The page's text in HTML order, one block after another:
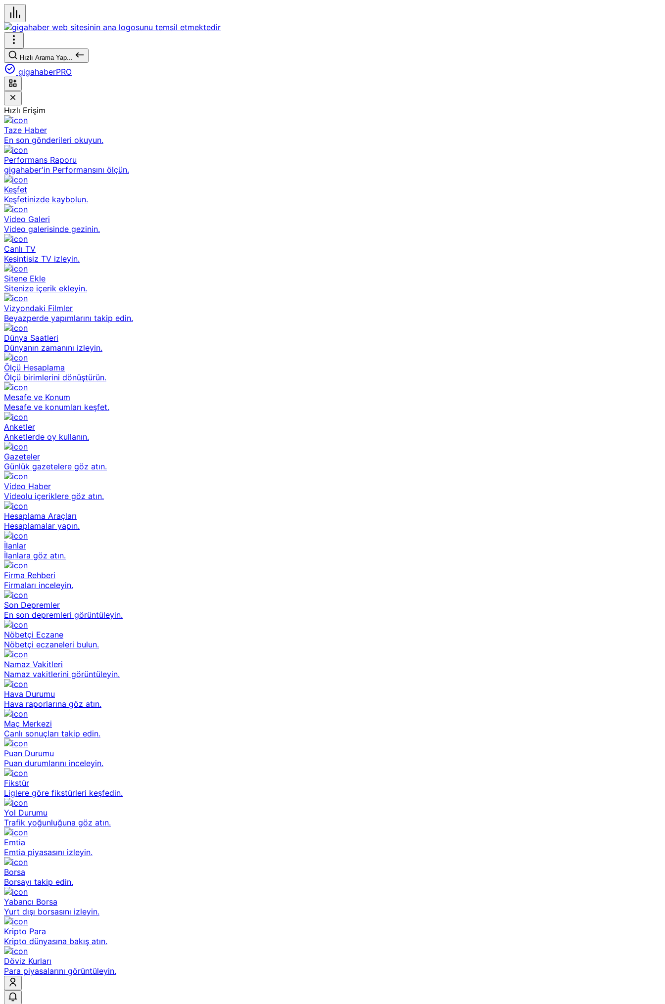
Hızlı Arama Yap...
gigahaberPRO
Hızlı Erişim
Taze Haber
En son gönderileri okuyun.
Performans Raporu
gigahaber'in Performansını ölçün.
Keşfet
Keşfetinizde kaybolun.
Video Galeri
Video galerisinde gezinin.
Canlı TV
Kesintisiz TV izleyin.
Sitene Ekle
Sitenize içerik ekleyin.
Vizyondaki Filmler
Beyazperde yapımlarını takip edin.
Dünya Saatleri
Dünyanın zamanını izleyin.
Ölçü Hesaplama
Ölçü birimlerini dönüştürün.
Mesafe ve Konum
Mesafe ve konumları keşfet.
Anketler
Anketlerde oy kullanın.
Gazeteler
Günlük gazetelere göz atın.
Video Haber
Videolu içeriklere göz atın.
Hesaplama Araçları
Hesaplamalar yapın.
İlanlar
İlanlara göz atın.
Firma Rehberi
Firmaları inceleyin.
Son Depremler
En son depremleri görüntüleyin.
Nöbetçi Eczane
Nöbetçi eczaneleri bulun.
Namaz Vakitleri
Namaz vakitlerini görüntüleyin.
Hava Durumu
Hava raporlarına göz atın.
Maç Merkezi
Canlı sonuçları takip edin.
Puan Durumu
Puan durumlarını inceleyin.
Fikstür
Liglere göre fikstürleri keşfedin.
Yol Durumu
Trafik yoğunluğuna göz atın.
Emtia
Emtia piyasasını izleyin.
Borsa
Borsayı takip edin.
Yabancı Borsa
Yurt dışı borsasını izleyin.
Kripto Para
Kripto dünyasına bakış atın.
Döviz Kurları
Para piyasalarını görüntüleyin.